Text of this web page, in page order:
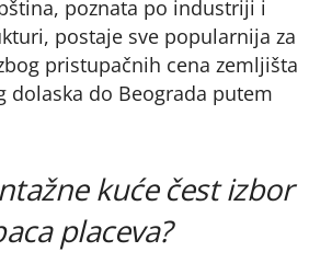
poznata po industriji i
postaje sve popularnija za
pristupačnih cena zemljišta
dolaska do Beograda putem
kuće čest izbor
placeva?